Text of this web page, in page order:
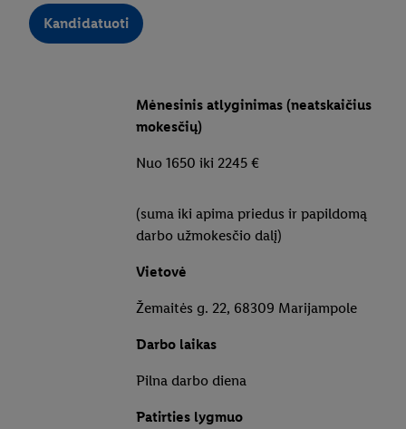
Kandidatuoti
Mėnesinis atlyginimas (neatskaičius
mokesčių)
Nuo 1650 iki 2245 €
(suma iki apima priedus ir papildomą
darbo užmokesčio dalį)
Vietovė
Žemaitės g. 22, 68309 Marijampole
Darbo laikas
Pilna darbo diena
Patirties lygmuo